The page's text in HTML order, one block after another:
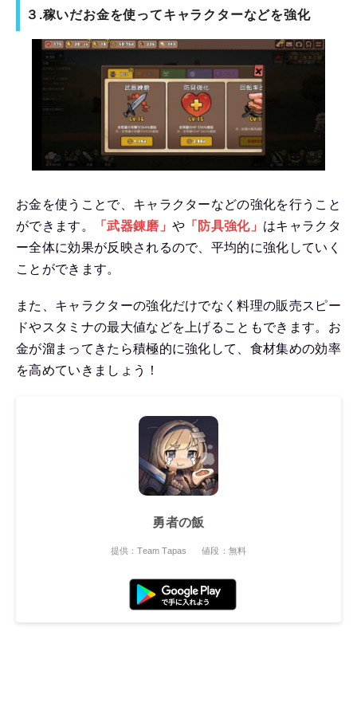
３.稼いだお金を使ってキャラクターなどを強化
お金を使うことで、キャラクターなどの強化を行うこと
ができます。
「武器錬磨」 や 「防具強化」 はキャラクタ
ー全体に効果が反映されるので、平均的に強化していく
ことができます。
また、キャラクターの強化だけでなく料理の販売スピー
ドやスタミナの最大値などを上げることもできます。お
金が溜まってきたら積極的に強化して、食材集めの効率
を高めていきましょう！
勇者の飯
提供：Team Tapas 値段：無料